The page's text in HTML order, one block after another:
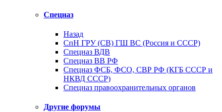
Спецназ
Назад
СпН ГРУ (СВ) ГШ ВС (Россия и СССР)
Спецназ ВДВ
Спецназ ВВ РФ
Спецназ ФСБ, ФСО, СВР РФ (КГБ СССР и
НКВД СССР)
Спецназ правоохранительных органов
Другие форумы